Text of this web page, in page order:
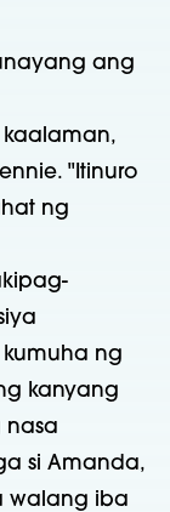
ang
"Itinuro
ng
ng
kanyang
nasa
si Amanda,
walang iba